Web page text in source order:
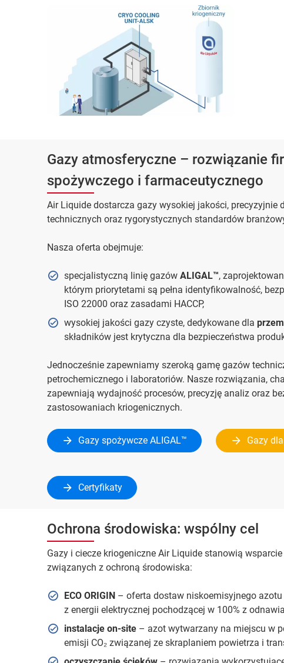
Gazy atmosferyczne – rozwiązanie
spożywczego i farmaceutycznego
Air Liquide dostarcza gazy wysokiej jakości,
technicznych oraz rygorystycznych standardów
Nasza oferta obejmuje:
specjalistyczną linię gazów ALIGAL™,
którym priorytetami są pełna identyfikowalność,
ISO 22000 oraz zasadami HACCP,
wysokiej jakości gazy czyste, dedykowane dla
składników jest krytyczna dla bezpieczeństwa
Jednocześnie zapewniamy szeroką gamę gazów
petrochemicznego i laboratoriów. Nasze rozwiązania,
zapewniają wydajność procesów, precyzję analiz oraz
zastosowaniach kriogenicznych.
Gazy spożywcze ALIGAL™ Gazy
Certyfikaty
Ochrona środowiska: wspólny cel
Gazy i ciecze kriogeniczne Air Liquide stanowią
związanych z ochroną środowiska:
ECO ORIGIN– oferta dostaw niskoemisyjnego azotu
z energii elektrycznej pochodzącej w 100% z
instalacje on-site– azot wytwarzany na miejscu w
emisji CO₂ związanej ze skraplaniem powietrza i